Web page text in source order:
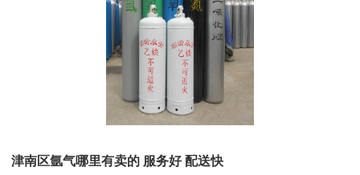
津南区氩气哪里有卖的 服务好 配送快